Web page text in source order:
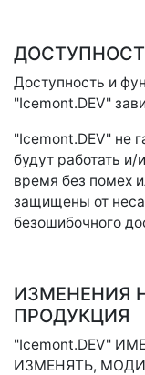
Доступность и
"Icemont.DEV"
"Icemont.DEV" не
будут работать
время без помех
защищены от
безошибочного
ИЗМЕНЕНИЯ
ПРОДУКЦИЯ
"Icemont.DEV"
ИЗМЕНЯТЬ,